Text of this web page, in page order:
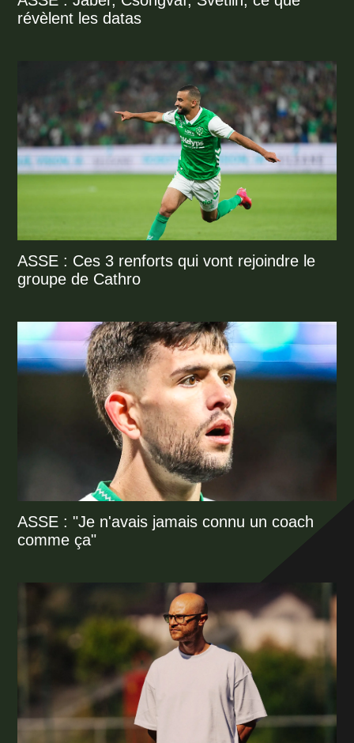
révèlent les datas
ASSE : Ces 3 renforts qui vont rejoindre le
groupe de Cathro
ASSE : "Je n'avais jamais connu un coach
comme ça"